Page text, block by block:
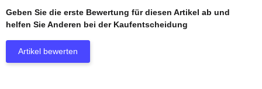
Geben Sie die erste Bewertung für diesen Artikel ab und
helfen Sie Anderen bei der Kaufentscheidung
Artikel bewerten